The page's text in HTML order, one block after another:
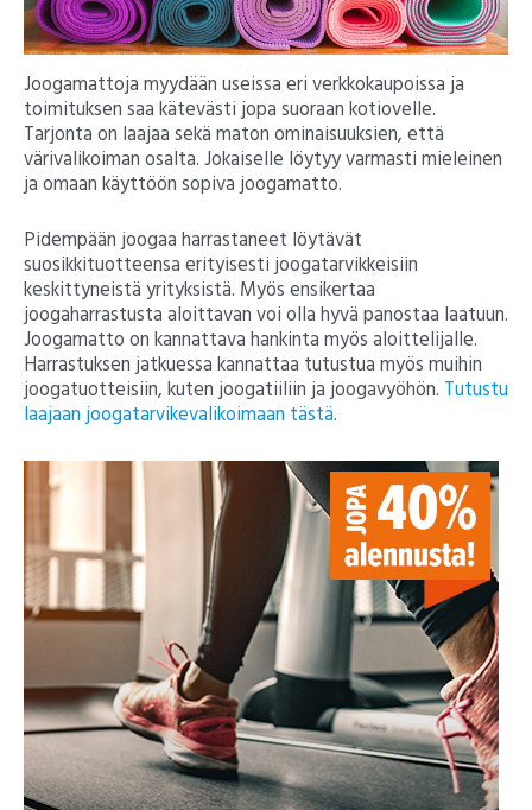
Joogamattoja myydään useissa eri verkkokaupoissa ja
toimituksen saa kätevästi jopa suoraan kotiovelle.
Tarjonta on laajaa sekä maton ominaisuuksien, että
värivalikoiman osalta. Jokaiselle löytyy varmasti mieleinen
ja omaan käyttöön sopiva joogamatto.
Pidempään joogaa harrastaneet löytävät
suosikkituotteensa erityisesti joogatarvikkeisiin
keskittyneistä yrityksistä. Myös ensikertaa
joogaharrastusta aloittavan voi olla hyvä panostaa laatuun.
Joogamatto on kannattava hankinta myös aloittelijalle.
Harrastuksen jatkuessa kannattaa tutustua myös muihin
joogatuotteisiin, kuten joogatiiliin ja joogavyöhön. Tutustu
laajaan joogatarvikevalikoimaan tästä.